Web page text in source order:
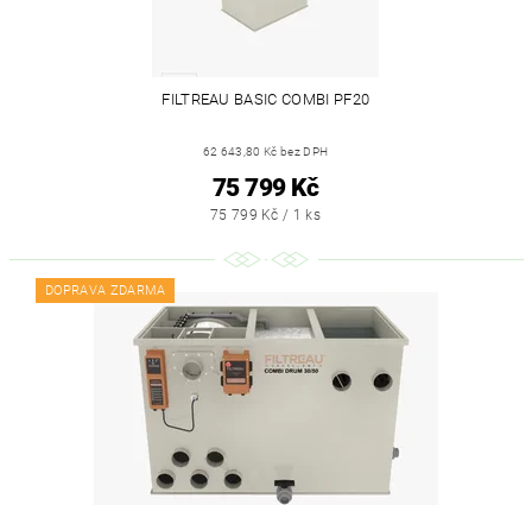
FILTREAU BASIC COMBI PF20
62 643,80 Kč bez DPH
75 799 Kč
75 799 Kč / 1 ks
DOPRAVA ZDARMA